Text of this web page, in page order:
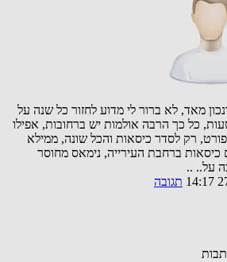
מאד, לא ברור לי מדוע לחזור כל שנה על
כל כך הרבה אולמות יש ברחובות, אפילו
רק לסדר כיסאות והכל שונה, ממילא
כיסאות ברחבת העירייה, נימאס מחוסר
על.. ..
תגובה